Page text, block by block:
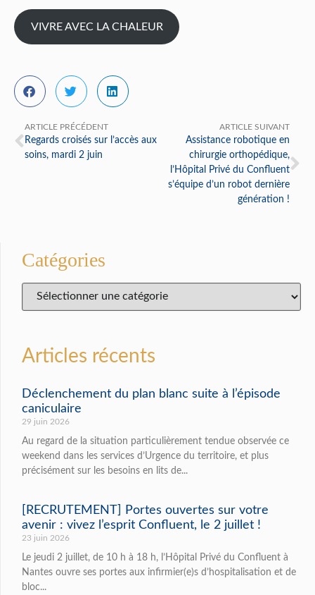
VIVRE AVEC LA CHALEUR
ARTICLE PRÉCÉDENT
Regards croisés sur l’accès aux
soins, mardi 2 juin
ARTICLE SUIVANT
Assistance robotique en
chirurgie orthopédique,
l’Hôpital Privé du Confluent
s’équipe d’un robot dernière
génération !
Catégories
Articles récents
Déclenchement du plan blanc suite à l’épisode
caniculaire
29 juin 2026
Au regard de la situation particulièrement tendue observée ce
weekend dans les services d’Urgence du territoire, et plus
précisément sur les besoins en lits de...
[RECRUTEMENT] Portes ouvertes sur votre
avenir : vivez l’esprit Confluent, le 2 juillet !
23 juin 2026
Le jeudi 2 juillet, de 10 h à 18 h, l’Hôpital Privé du Confluent à
Nantes ouvre ses portes aux infirmier(e)s d’hospitalisation et de
bloc...